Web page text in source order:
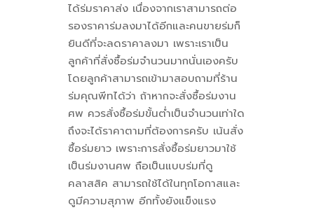
ได้ร่มราคาส่ง เนื่องจากเราสามารถต่อ
รองราคาร่มลงมาได้อีกและคนขายร่มก็
ยินดีที่จะลดราคาลงมา เพราะเราเป็น
ลูกค้าที่สั่งซื้อร่มจำนวนมากนั่นเองครับ
โดยลูกค้าสามารถเข้ามาสอบถามที่ร้าน
ร่มคุณพีทได้ว่า ถ้าหากจะสั่งซื้อร่มงาน
ศพ ควรสั่งซื้อร่มขั้นต่ำเป็นจำนวนเท่าใด
ถึงจะได้ราคาตามที่ต้องการครับ เน้นสั่ง
ซื้อร่มยาว เพราะการสั่งซื้อร่มยาวมาใช้
เป็นร่มงานศพ ถือเป็นแบบร่มที่ดู
คลาสสิค สามารถใช้ได้ในทุกโอกาสและ
ดูมีความสุภาพ อีกทั้งยังแข็งแรง